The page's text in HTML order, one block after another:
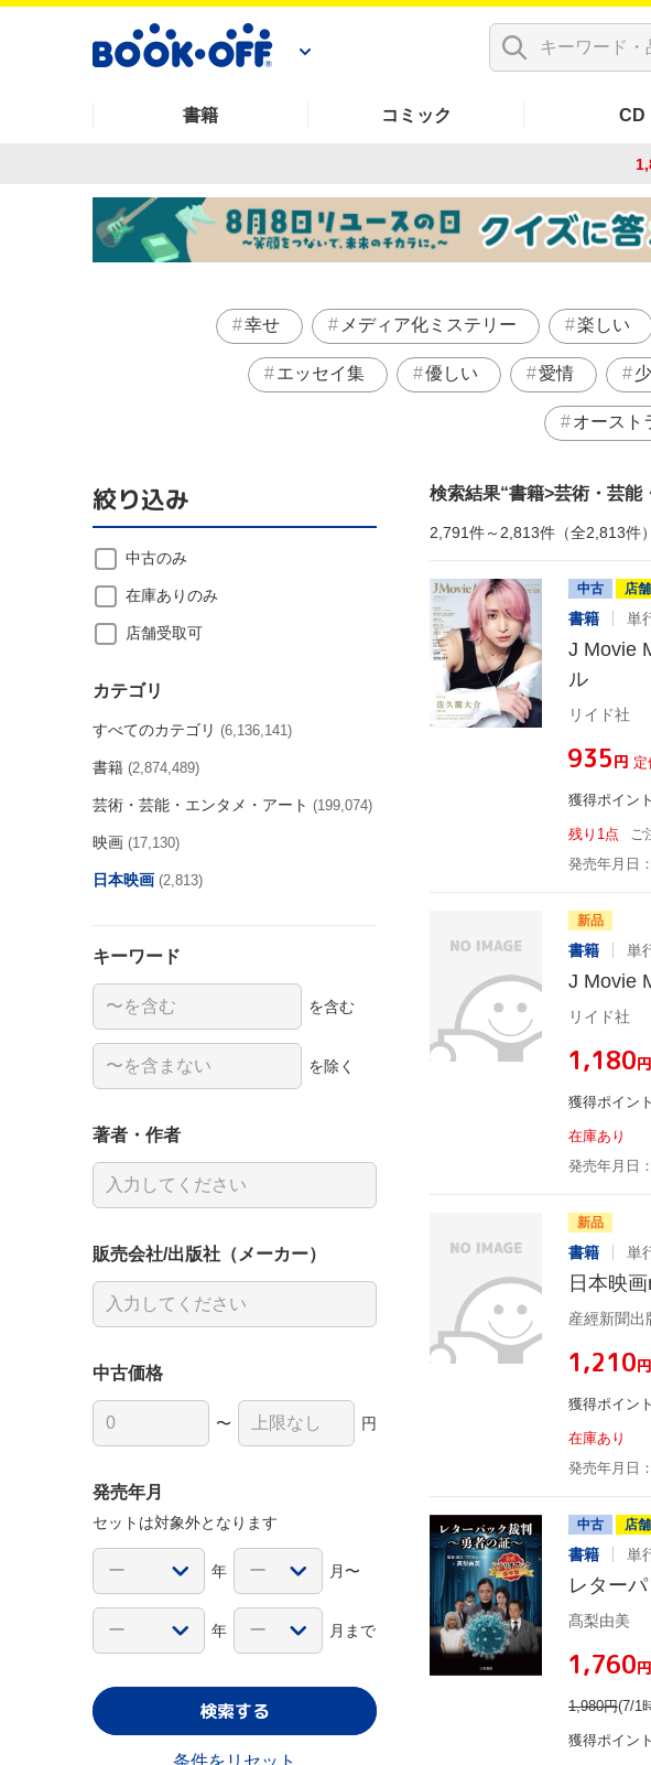
書籍 コミック CD
幸せ メディア化ミステリー 楽しい
エッセイ集 優しい 愛情
オースト
検索結果 書籍>芸術・芸能
2,791件～2,813件（全2,813件）
中古 店
書籍 単
J Movie
ル
リイド社
¥935円
獲得ポイン
残り1点
ご
発売年月日
新品
書籍 単
J Movie
リイド社
¥1,180円
獲得ポイン
在庫あり
発売年月日
新品
書籍 単
日本映
産經新聞出
¥1,210円
獲得ポイン
在庫あり
発売年月日
中古 店
書籍 単
レター
髙梨由美
¥1,760円
1,980円(7/1
獲得ポイン
絞り込み
中古のみ
在庫ありのみ
店舗受取可
カテゴリ
すべてのカテゴリ (6,136,141)
書籍 (2,874,489)
芸術・芸能・エンタメ・アート (199,074)
映画 (17,130)
日本映画 (2,813)
キーワード
を含む
を除く
著者・作者
販売会社/出版社（メーカー）
中古価格
〜 円
発売年月
セットは対象外となります
年 月〜
年 月まで
検索する
条件をリセット